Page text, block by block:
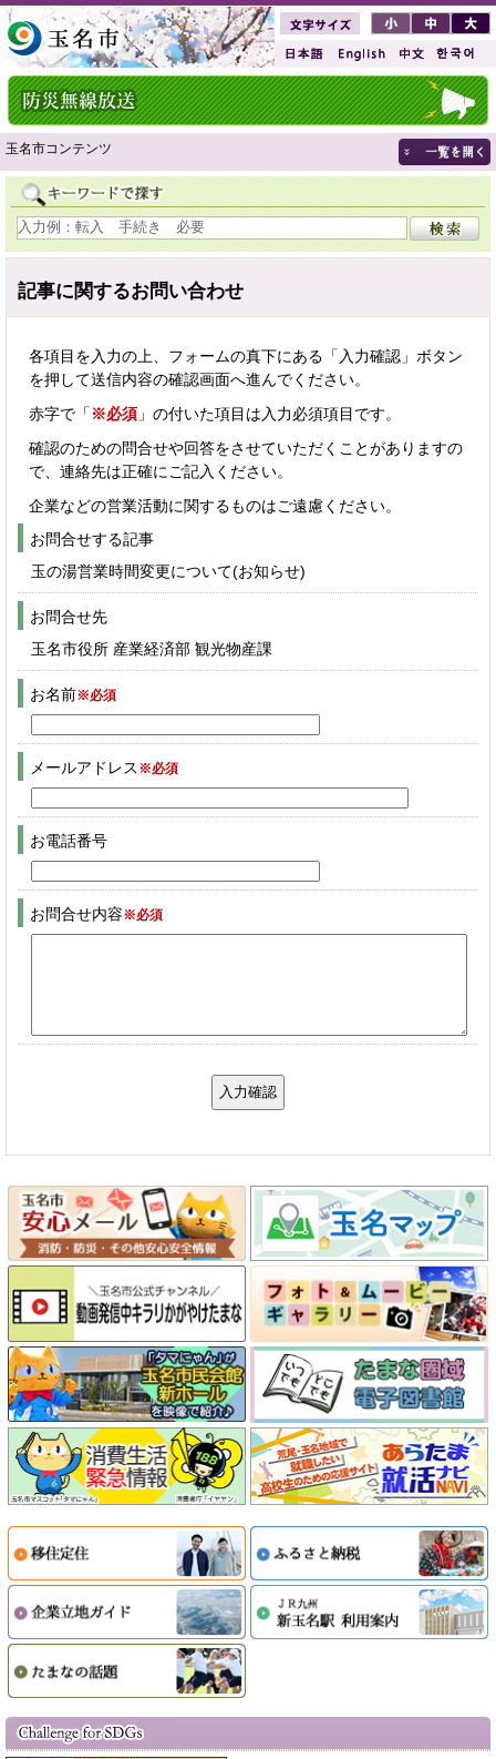
玉名市コンテンツ
記事に関するお問い合わせ
各項目を入力の上、フォームの真下にある「入力確認」ボタン
を押して送信内容の確認画面へ進んでください。
赤字で「 ※必須 」の付いた項目は入力必須項目です。
確認のための問合せや回答をさせていただくことがありますの
で、連絡先は正確にご記入ください。
企業などの営業活動に関するものはご遠慮ください。
お問合せする記事
玉の湯営業時間変更について(お知らせ)
お問合せ先
玉名市役所 産業経済部 観光物産課
お名前※必須
メールアドレス ※必須
お電話番号
お問合せ内容※必須